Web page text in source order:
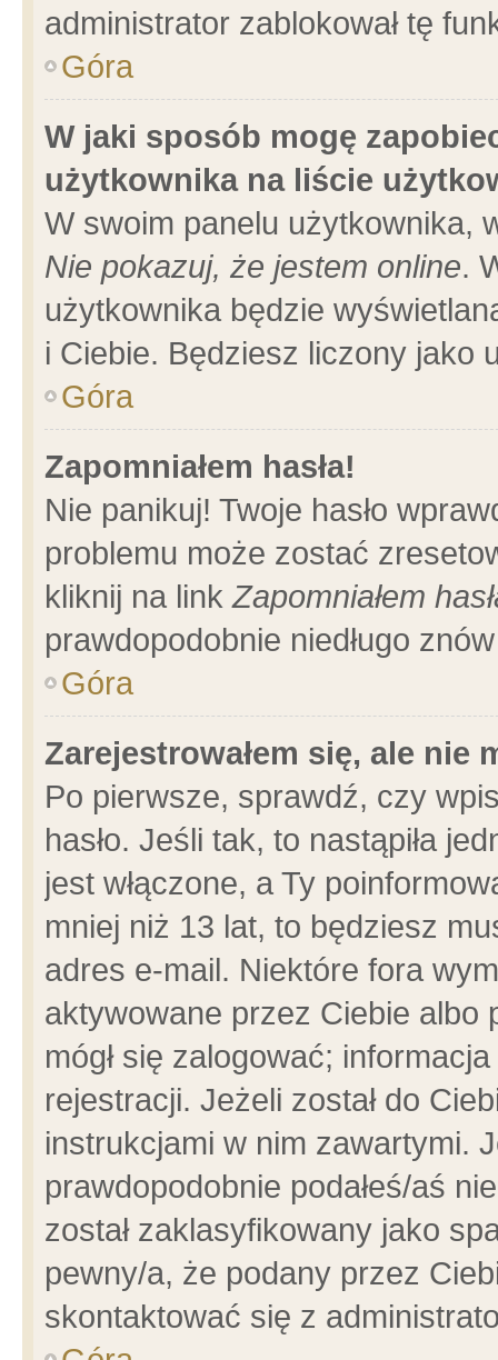
administrator zablokował tę
Góra
W jaki sposób mogę
użytkownika na liście
W swoim panelu użytkownika,
Nie pokazuj, że jestem online.
użytkownika będzie
i Ciebie. Będziesz liczony jako
Góra
Zapomniałem hasła!
Nie panikuj! Twoje hasło
problemu może zostać
kliknij na linkZapomniałem
prawdopodobnie niedługo
Góra
Zarejestrowałem się, ale nie
Po pierwsze, sprawdź, czy
hasło. Jeśli tak, to nastąpiła
jest włączone, a Ty
mniej niż 13 lat, to będziesz
adres e-mail. Niektóre fora
aktywowane przez Ciebie albo
mógł się zalogować;
rejestracji. Jeżeli został do
instrukcjami w nim zawartymi.
prawdopodobnie podałeś/aś
został zaklasyfikowany jako
pewny/a, że podany przez
skontaktować się z